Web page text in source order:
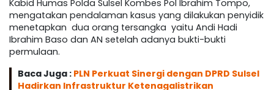
Kabid Humas Polda Sulsel Kombes Pol Ibrahim Tompo,
mengatakan pendalaman kasus yang dilakukan penyidik
menetapkan dua orang tersangka yaitu Andi Hadi
Ibrahim Baso dan AN setelah adanya bukti-bukti
permulaan.
Baca Juga : PLN Perkuat Sinergi dengan DPRD Sulsel
Hadirkan Infrastruktur Ketenagalistrikan